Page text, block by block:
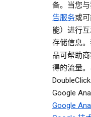
备。当您
告服务或
能）进行
存储信息
品可帮助
得的流量
Google
Google